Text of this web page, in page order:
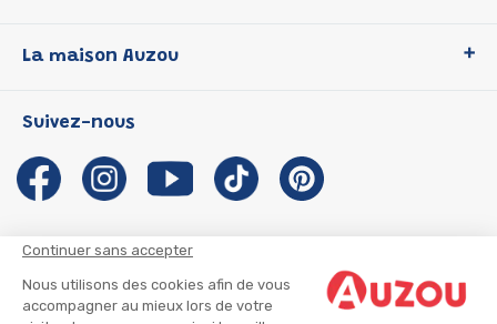
Continuer sans accepter
Nous utilisons des cookies afin de vous
accompagner au mieux lors de votre
P'tit Loup
Les Influenceuses
Migali
Petite Taupe
La maison Auzou
Notre histoire
Auzou s'engage
Auteurs et illustrateurs Auzou
Suivre mon colis
Suivez-nous
CGU